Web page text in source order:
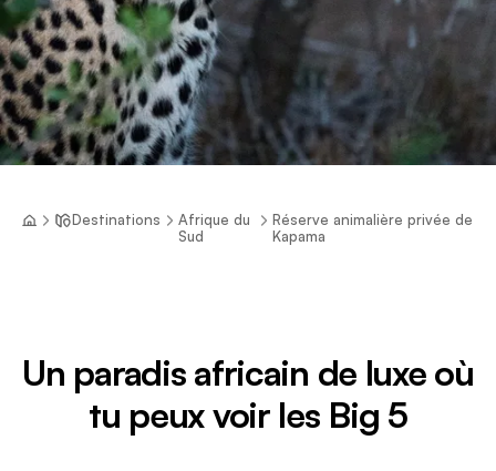
Destinations
Afrique du
Sud
Réserve animalière privée de
Kapama
Un paradis africain de luxe où
tu peux voir les Big 5